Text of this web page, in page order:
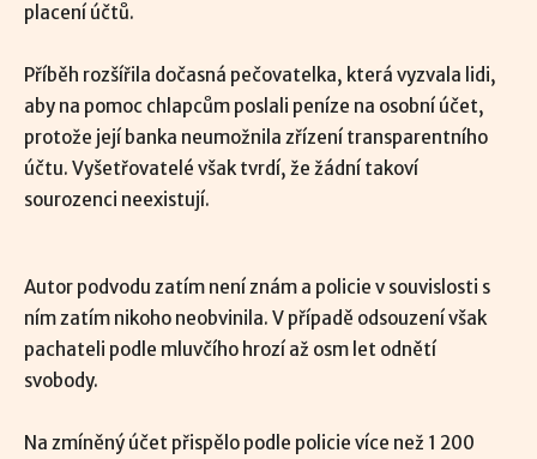
placení účtů.
Příběh rozšířila dočasná pečovatelka, která vyzvala lidi,
aby na pomoc chlapcům poslali peníze na osobní účet,
protože její banka neumožnila zřízení transparentního
účtu. Vyšetřovatelé však tvrdí, že žádní takoví
sourozenci neexistují.
Autor podvodu zatím není znám a policie v souvislosti s
ním zatím nikoho neobvinila. V případě odsouzení však
pachateli podle mluvčího hrozí až osm let odnětí
svobody.
Na zmíněný účet přispělo podle policie více než 1 200